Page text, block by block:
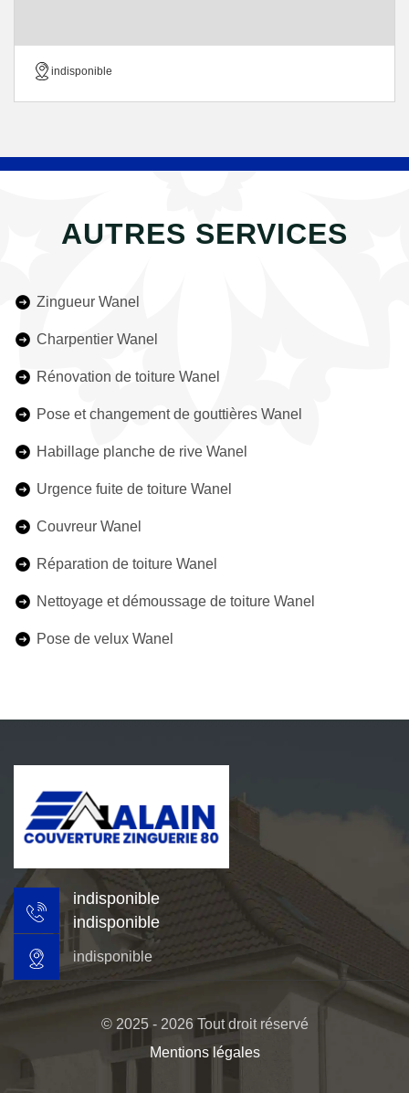
indisponible
AUTRES SERVICES
Zingueur Wanel
Charpentier Wanel
Rénovation de toiture Wanel
Pose et changement de gouttières Wanel
Habillage planche de rive Wanel
Urgence fuite de toiture Wanel
Couvreur Wanel
Réparation de toiture Wanel
Nettoyage et démoussage de toiture Wanel
Pose de velux Wanel
indisponible
indisponible
indisponible
© 2025 - 2026 Tout droit réservé
Mentions légales